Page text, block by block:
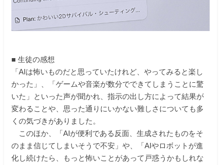
■ 生徒の感想
「AIは怖いものだと思っていたけれど、やってみると楽し
かった」、「ゲームや音楽が数分でできてしまうことに驚
いた」といった声が聞かれ、指示の出し方によって結果が
変わることや、思った通りにいかない難しさについても多
くの気づきがありました。
このほか、「AIが便利である反面、生成されたものをそ
のまま信じてしまいそうで不安」や、「AIやロボットが進
化し続けたら、もっと怖いことがあって戸惑うかもしれな